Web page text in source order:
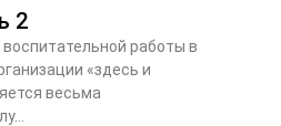
2
работы в
«здесь и
весьма